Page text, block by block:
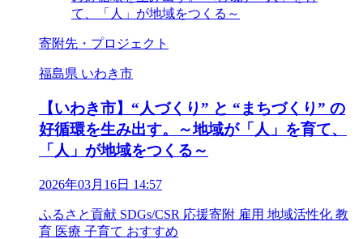
寄附先・プロジェクト
福島県 いわき市
【いわき市】“人づくり” と “まちづくり” の
好循環を生み出す。～地域が「人」を育て、
「人」が地域をつくる～
2026年03月16日 14:57
ふるさと貢献 SDGs/CSR 応援寄附 雇用 地域活性化 教
育 医療 子育て おすすめ